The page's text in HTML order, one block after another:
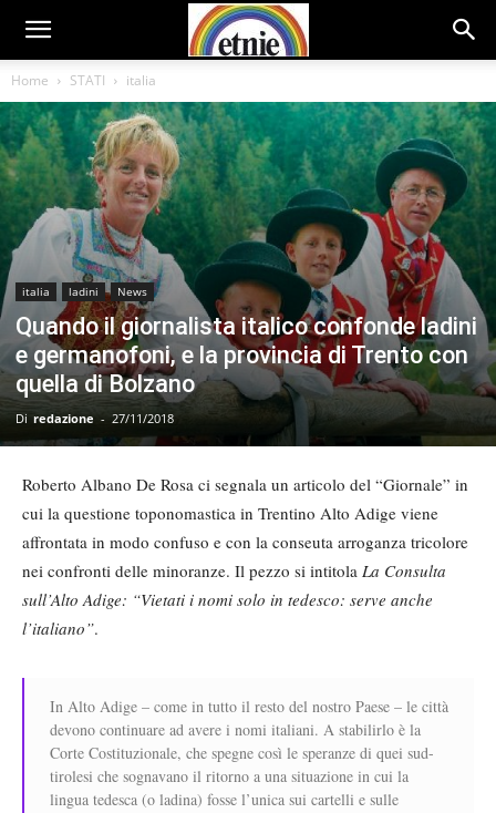
Home STATI italia
italia ladini News
Quando il giornalista italico confonde ladini
e germanofoni, e la provincia di Trento con
quella di Bolzano
Di redazione - 27/11/2018
Roberto Albano De Rosa ci segnala un articolo del “Giornale” in
cui la questione toponomastica in Trentino Alto Adige viene
affrontata in modo confuso e con la conseuta arroganza tricolore
nei confronti delle minoranze. Il pezzo si intitola La Consulta
sull’Alto Adige: “Vietati i nomi solo in tedesco: serve anche
l’italiano”.
In Alto Adige – come in tutto il resto del nostro Paese – le città
devono continuare ad avere i nomi italiani. A stabilirlo è la
Corte Costituzionale, che spegne così le speranze di quei sud-
tirolesi che sognavano il ritorno a una situazione in cui la
lingua tedesca (o ladina) fosse l’unica sui cartelli e sulle